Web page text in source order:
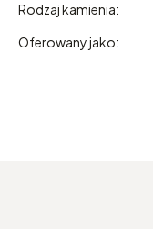
Rodzaj kamienia:
Oferowany jako: